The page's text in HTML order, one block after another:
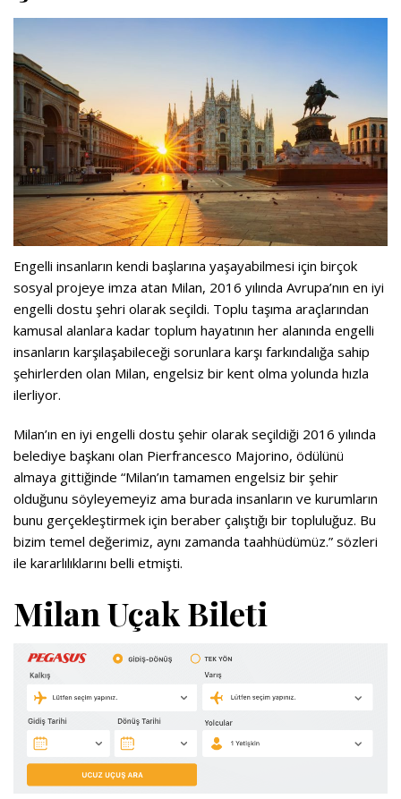
Engelli insanların kendi başlarına yaşayabilmesi için birçok
sosyal projeye imza atan Milan, 2016 yılında Avrupa’nın en iyi
engelli dostu şehri olarak seçildi. Toplu taşıma araçlarından
kamusal alanlara kadar toplum hayatının her alanında engelli
insanların karşılaşabileceği sorunlara karşı farkındalığa sahip
şehirlerden olan Milan, engelsiz bir kent olma yolunda hızla
ilerliyor.
Milan’ın en iyi engelli dostu şehir olarak seçildiği 2016 yılında
belediye başkanı olan Pierfrancesco Majorino, ödülünü
almaya gittiğinde “Milan’ın tamamen engelsiz bir şehir
olduğunu söyleyemeyiz ama burada insanların ve kurumların
bunu gerçekleştirmek için beraber çalıştığı bir topluluğuz. Bu
bizim temel değerimiz, aynı zamanda taahhüdümüz.” sözleri
ile kararlılıklarını belli etmişti.
Milan Uçak Bileti